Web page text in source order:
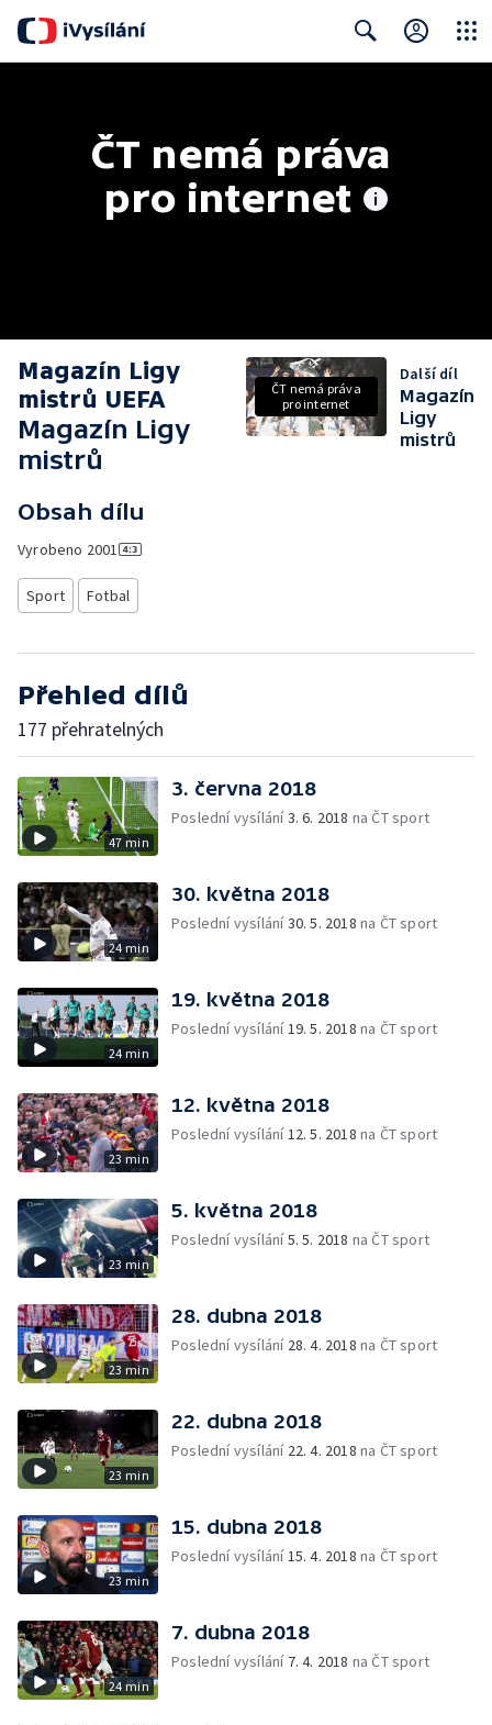
ČT nemá práva
pro internet
Magazín Ligy
mistrů UEFA
Magazín Ligy
mistrů
Obsah dílu
Vyrobeno 2001
Sport Fotbal
ČT nemá práva
pro internet
Další díl
Magazín
Ligy
mistrů
Přehled dílů
177 přehratelných
47 min
3. června 2018
Poslední vysílání3. 6. 2018 na ČT sport
24 min
30. května 2018
Poslední vysílání30. 5. 2018 na ČT sport
24 min
19. května 2018
Poslední vysílání19. 5. 2018 na ČT sport
23 min
12. května 2018
Poslední vysílání12. 5. 2018 na ČT sport
23 min
5. května 2018
Poslední vysílání5. 5. 2018 na ČT sport
23 min
28. dubna 2018
Poslední vysílání 28. 4. 2018 na ČT sport
23 min
22. dubna 2018
Poslední vysílání 22. 4. 2018 na ČT sport
23 min
15. dubna 2018
Poslední vysílání15. 4. 2018 na ČT sport
24 min
7. dubna 2018
Poslední vysílání 7. 4. 2018 na ČT sport